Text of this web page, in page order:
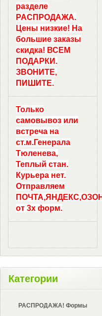
разделе
РАСПРОДАЖА.
Цены низкие! На
большие заказы
скидка! ВСЕМ
ПОДАРКИ.
ЗВОНИТЕ,
ПИШИТЕ.
Только
самовывоз или
встреча на
ст.м.Генерала
Тюленева,
Теплый стан.
Курьера нет.
Отправляем
ПОЧТА,ЯНДЕКС,ОЗОН
от 3х форм.
Категории
РАСПРОДАЖА! Формы